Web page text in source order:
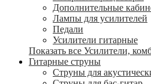
Дополнительные
Лампы для усилителей
Педали
Усилители гитарные
Показать все Усилители,
Гитарные струны
Струны для